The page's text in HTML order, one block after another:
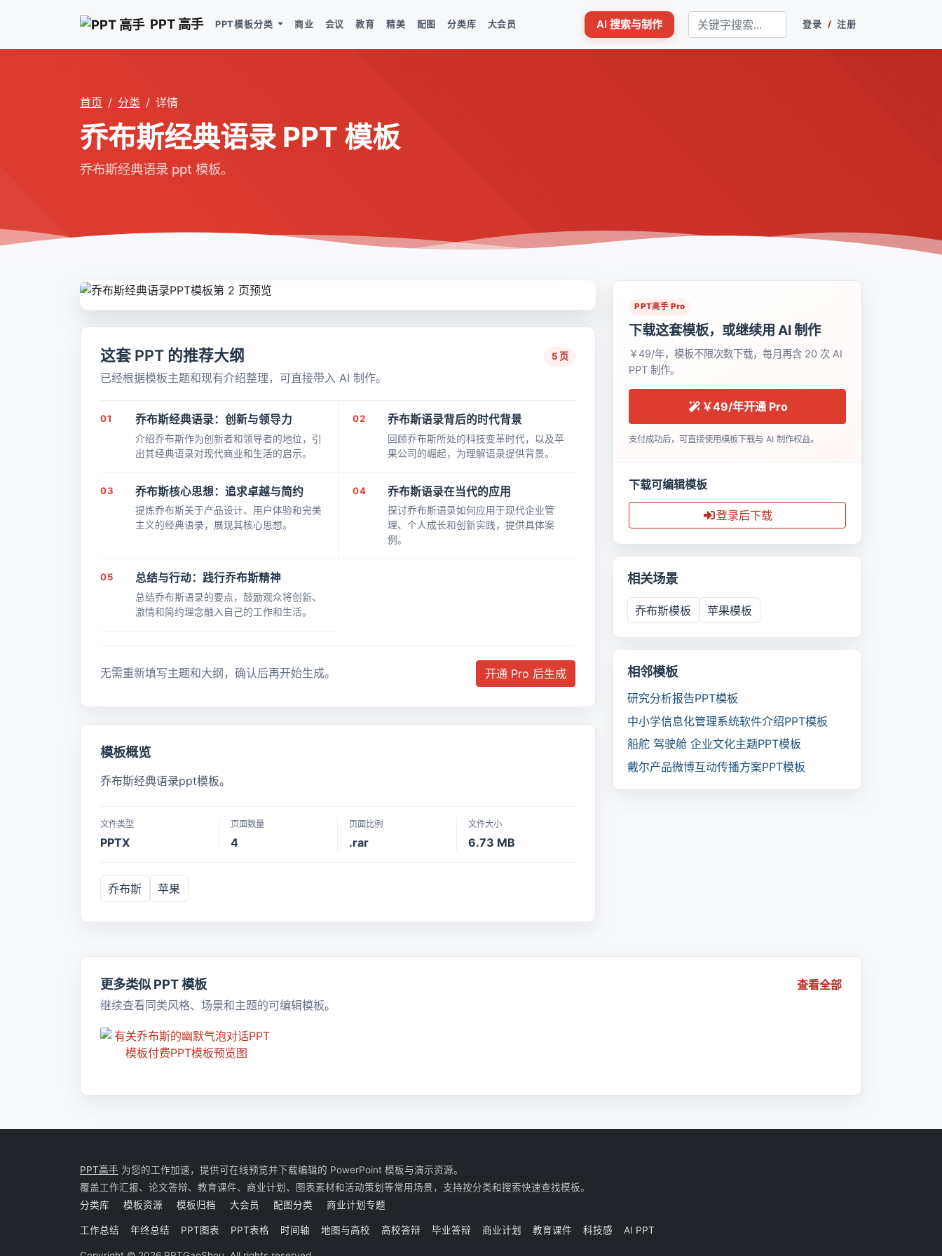
PPT 高手 PPT模板分类 商业 会议 教育 精美 配图 分类库 大会员 AI 搜索与制作 登录 / 注册
首页 分类 详情
乔布斯经典语录 PPT 模板
乔布斯经典语录 ppt 模板。
这套 PPT 的推荐大纲
已经根据模板主题和现有介绍整理，可直接带入 AI 制作。
5 页
01 乔布斯经典语录：创新与领导力
介绍乔布斯作为创新者和领导者的地位，引
出其经典语录对现代商业和生活的启示。
02 乔布斯语录背后的时代背景
回顾乔布斯所处的科技变革时代，以及苹
果公司的崛起，为理解语录提供背景。
03 乔布斯核心思想：追求卓越与简约
提炼乔布斯关于产品设计、用户体验和完美
主义的经典语录，展现其核心思想。
04 乔布斯语录在当代的应用
探讨乔布斯语录如何应用于现代企业管
理、个人成长和创新实践，提供具体案
例。
05 总结与行动：践行乔布斯精神
总结乔布斯语录的要点，鼓励观众将创新、
激情和简约理念融入自己的工作和生活。
无需重新填写主题和大纲，确认后再开始生成。 开通 Pro 后生成
模板概览
乔布斯经典语录ppt模板。
文件类型
PPTX
页面数量
4
页面比例
.rar
文件大小
6.73 MB
乔布斯 苹果
PPT高手 Pro
下载这套模板，或继续用 AI 制作
￥49/年，模板不限次数下载，每月再含 20 次 AI
PPT 制作。
￥49/年开通 Pro
支付成功后，可直接使用模板下载与 AI 制作权益。
下载可编辑模板
登录后下载
相关场景
乔布斯模板 苹果模板
相邻模板
研究分析报告PPT模板
中小学信息化管理系统软件介绍PPT模板
船舵 驾驶舱 企业文化主题PPT模板
戴尔产品微博互动传播方案PPT模板
更多类似 PPT 模板
继续查看同类风格、场景和主题的可编辑模板。
查看全部
PPT高手 为您的工作加速，提供可在线预览并下载编辑的 PowerPoint 模板与演示资源。
覆盖工作汇报、论文答辩、教育课件、商业计划、图表素材和活动策划等常用场景，支持按分类和搜索快速查找模板。
分类库
模板资源 模板归档 大会员 配图分类 商业计划专题
工作总结 年终总结 PPT图表 PPT表格 时间轴 地图与高校 高校答辩 毕业答辩 商业计划 教育课件 科技感 AI PPT